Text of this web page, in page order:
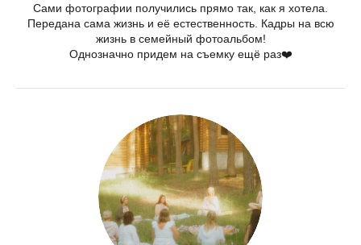
Сами фотографии получились прямо так, как я хотела.
Передана сама жизнь и её естественность. Кадры на всю
жизнь в семейный фотоальбом!
Однозначно придем на съемку ещё раз❤️